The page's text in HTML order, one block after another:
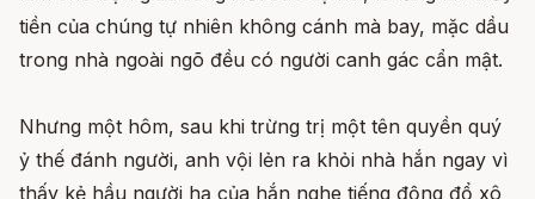
tiền của chúng tự nhiên không cánh mà bay, mặc dầu
trong nhà ngoài ngõ đều có người canh gác cẩn mật.
Nhưng một hôm, sau khi trừng trị một tên quyền quý
ỷ thế đánh người, anh vội lẻn ra khỏi nhà hắn ngay vì
thấy kẻ hầu người hạ của hắn nghe tiếng động đổ xô